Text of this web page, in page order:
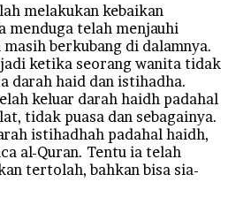
melakukan kebaikan
menduga telah menjauhi
berkubang di dalamnya.
ketika seorang wanita tidak
darah haid dan istihadha.
keluar darah haidh padahal
tidak puasa dan sebagainya.
istihadhah padahal haidh,
al-Quran. Tentu ia telah
tertolah, bahkan bisa sia-